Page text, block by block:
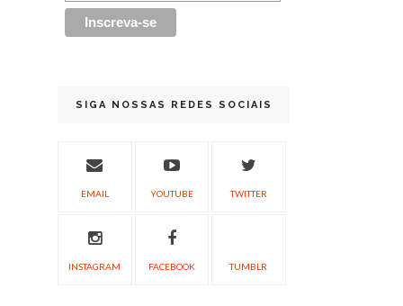
SIGA NOSSAS REDES SOCIAIS
EMAIL YOUTUBE TWITTER
INSTAGRAM FACEBOOK TUMBLR